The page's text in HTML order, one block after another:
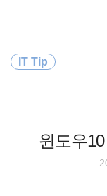
바
로
윈도우
IT Tip